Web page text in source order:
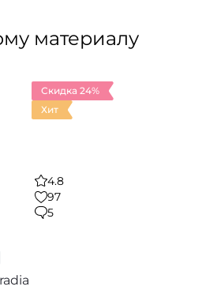
материалу
Скидка 24%
Хит
4.8
97
5